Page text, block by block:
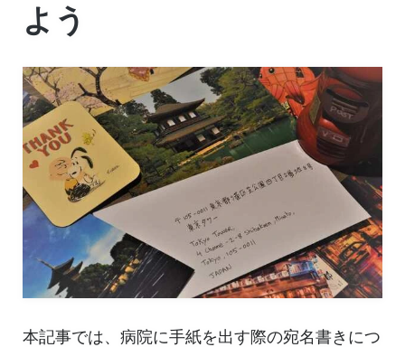
よう
本記事では、病院に手紙を出す際の宛名書きにつ